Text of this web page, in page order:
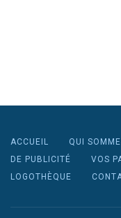
ACCUEIL QUI
DE PUBLICITÉ
VOS
LOGOTHÈQUE